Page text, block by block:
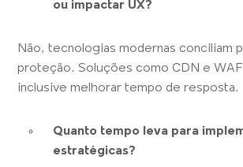
ou impactar UX?
Não, tecnologias modernas conciliam
proteção. Soluções como CDN e
inclusive melhorar tempo de resposta.
Quanto tempo leva para
estratégicas?